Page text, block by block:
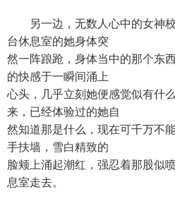
另一边，无数人心中的女神校
台休息室的她身体突
然一阵踉跄，身体当中的那个东
的快感于一瞬间涌上
心头，几乎立刻她便感觉似有什
来，已经体验过的她自
然知道那是什么，现在可千万不
手扶墙，雪白精致的
脸颊上涌起潮红，强忍着那股似
息室走去。